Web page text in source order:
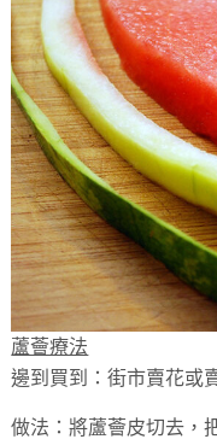
蘆薈療法
邊到買到：街市賣花或
做法：將蘆薈皮切去，